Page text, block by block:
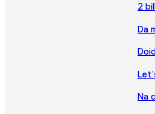
2
Da
Na